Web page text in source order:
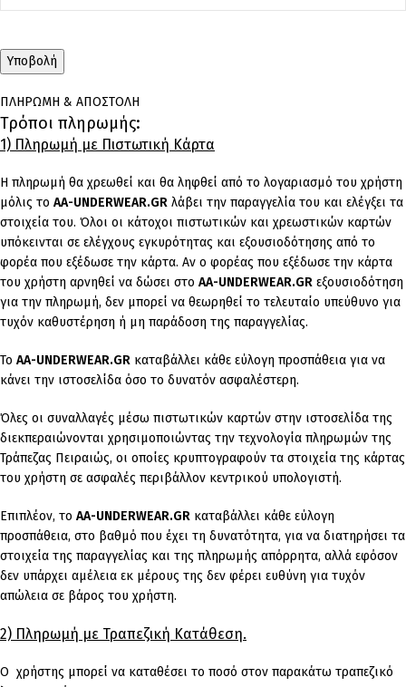
ΠΛΗΡΩΜΗ & ΑΠΟΣΤΟΛΗ
Τρόποι πληρωμής:
1) Πληρωμή με Πιστωτική Κάρτα
Η πληρωμή θα χρεωθεί και θα ληφθεί από το λογαριασμό του χρήστη
μόλις το AA-UNDERWEAR.GR λάβει την παραγγελία του και ελέγξει τα
στοιχεία του. Όλοι οι κάτοχοι πιστωτικών και χρεωστικών καρτών
υπόκεινται σε ελέγχους εγκυρότητας και εξουσιοδότησης από το
φορέα που εξέδωσε την κάρτα. Αν ο φορέας που εξέδωσε την κάρτα
του χρήστη αρνηθεί να δώσει στο AA-UNDERWEAR.GR εξουσιοδότηση
για την πληρωμή, δεν μπορεί να θεωρηθεί το τελευταίο υπεύθυνο για
τυχόν καθυστέρηση ή μη παράδοση της παραγγελίας.
Το AA-UNDERWEAR.GR καταβάλλει κάθε εύλογη προσπάθεια για να
κάνει την ιστοσελίδα όσο το δυνατόν ασφαλέστερη.
Όλες οι συναλλαγές μέσω πιστωτικών καρτών στην ιστοσελίδα της
διεκπεραιώνονται χρησιμοποιώντας την τεχνολογία πληρωμών της
Τράπεζας Πειραιώς, οι οποίες κρυπτογραφούν τα στοιχεία της κάρτας
του χρήστη σε ασφαλές περιβάλλον κεντρικού υπολογιστή.
Επιπλέον, το AA-UNDERWEAR.GR καταβάλλει κάθε εύλογη
προσπάθεια, στο βαθμό που έχει τη δυνατότητα, για να διατηρήσει τα
στοιχεία της παραγγελίας και της πληρωμής απόρρητα, αλλά εφόσον
δεν υπάρχει αμέλεια εκ μέρους της δεν φέρει ευθύνη για τυχόν
απώλεια σε βάρος του χρήστη.
2) Πληρωμή με Τραπεζική Κατάθεση.
Ο χρήστης μπορεί να καταθέσει το ποσό στον παρακάτω τραπεζικό